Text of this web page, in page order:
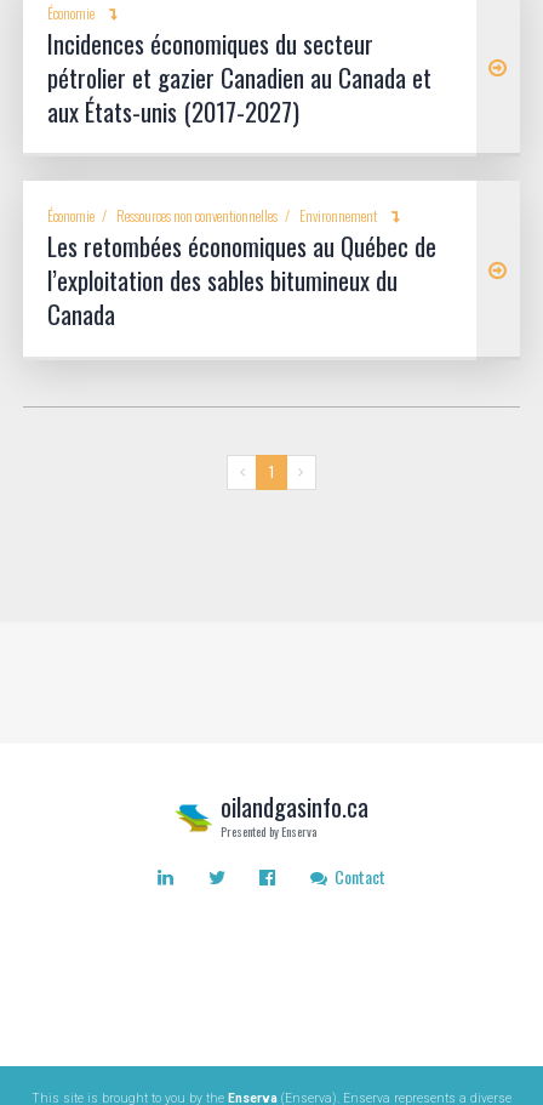
Économie
Incidences économiques du secteur
pétrolier et gazier Canadien au Canada et
aux États-unis (2017-2027)
Économie Ressources non conventionnelles Environnement
Les retombées économiques au Québec de
l’exploitation des sables bitumineux du
Canada
1
oilandgasinfo.ca
Presented by Enserva
Contact
This site is brought to you by the Enserva (Enserva). Enserva represents a diverse